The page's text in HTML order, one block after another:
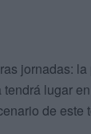
jornadas:
lugar
de este